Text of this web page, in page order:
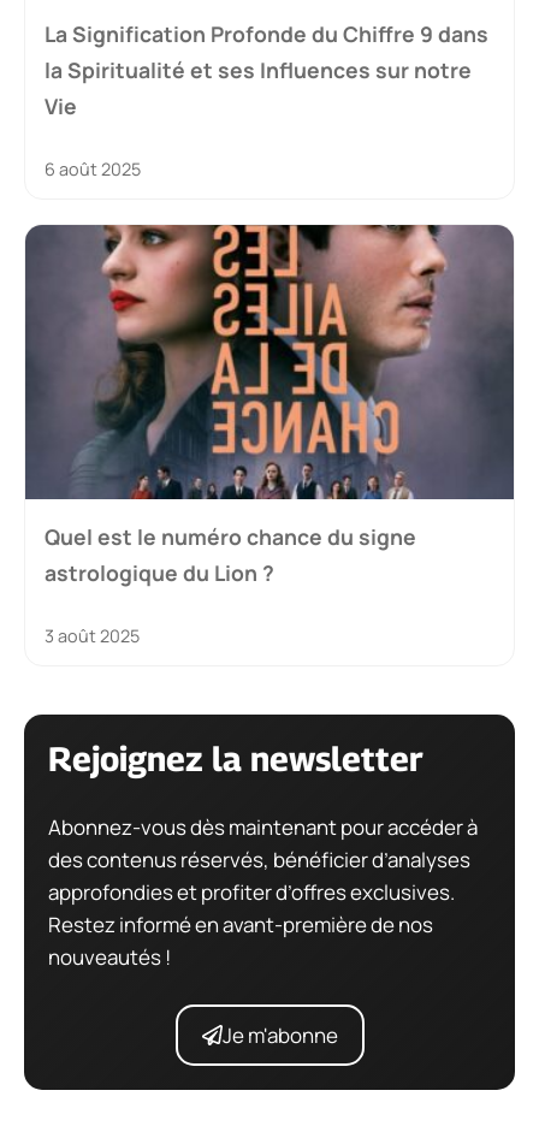
La Signification Profonde du Chiffre 9 dans
la Spiritualité et ses Influences sur notre
Vie
6 août 2025
Quel est le numéro chance du signe
astrologique du Lion ?
3 août 2025
Rejoignez la newsletter
Abonnez-vous dès maintenant pour accéder à
des contenus réservés, bénéficier d’analyses
approfondies et profiter d’offres exclusives.
Restez informé en avant-première de nos
nouveautés !
Je m'abonne